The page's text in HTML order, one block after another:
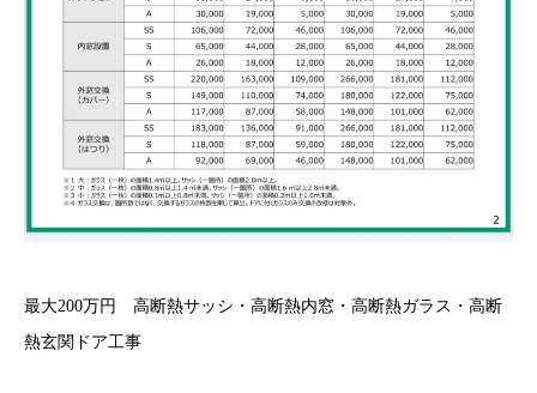
最大200万円 高断熱サッシ・高断熱内窓・高断熱ガラス・高断
熱玄関ドア工事